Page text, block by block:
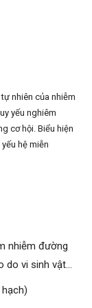
nhiên của nhiễm
yếu nghiêm
cơ hội. Biểu hiện
hệ miễn
nhiễm đường
vi sinh vật…